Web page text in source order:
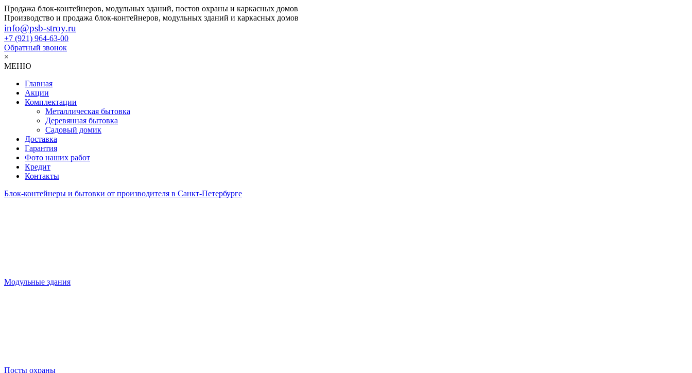
Продажа блок-контейнеров, модульных зданий, постов охраны и каркасных домов
Производство и продажа блок-контейнеров, модульных зданий и каркасных домов
info@psb-stroy.ru
+7 (921) 964-63-00
Обратный звонок
×
МЕНЮ
Главная
Акции
Комплектации
Металлическая бытовка
Деревянная бытовка
Садовый домик
Доставка
Гарантия
Фото наших работ
Кредит
Контакты
Блок-контейнеры и бытовки от производителя в Санкт-Петербурге
Модульные здания
Посты охраны